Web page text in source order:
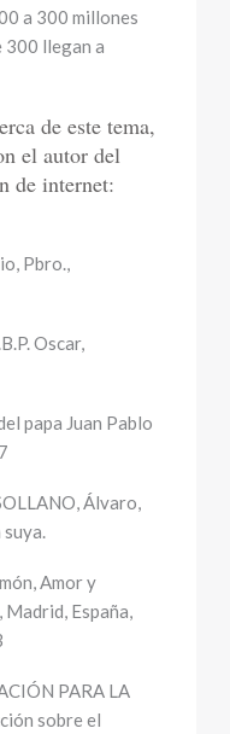
a 300 millones
300 llegan a
de este tema,
el autor del
de internet:
Pbro.,
Oscar,
papa Juan Pablo
Álvaro,
Amor y
España,
PARA LA
sobre el